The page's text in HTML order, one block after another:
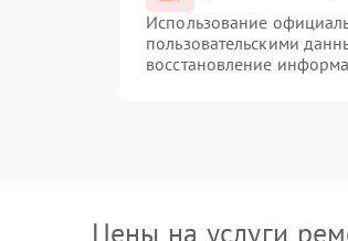
Использование
пользовательскими
восстановление
Цены на услуги